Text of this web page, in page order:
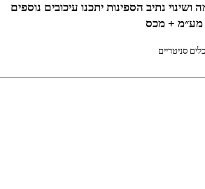
נתיב הספינות יתכנו עיכובים נוספים
מע״מ + מכס
כלים סניטריים